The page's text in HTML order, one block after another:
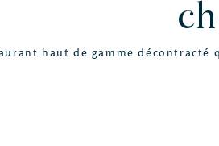
haut de gamme